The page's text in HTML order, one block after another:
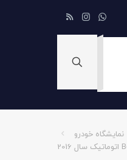
نمایشگاه خودرو